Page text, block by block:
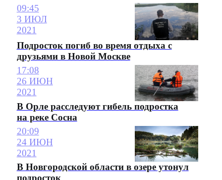
09:45
3 ИЮЛ
2021
Подросток погиб во время отдыха с
друзьями в Новой Москве
17:08
26 ИЮН
2021
В Орле расследуют гибель подростка
на реке Сосна
20:09
24 ИЮН
2021
В Новгородской области в озере утонул
подросток